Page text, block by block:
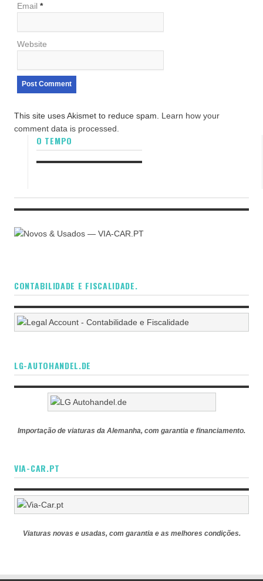
Email *
Website
This site uses Akismet to reduce spam. Learn how your
comment data is processed.
O TEMPO
CONTABILIDADE E FISCALIDADE.
LG-AUTOHANDEL.DE
Importação de viaturas da Alemanha, com garantia e financiamento.
VIA-CAR.PT
Viaturas novas e usadas, com garantia e as melhores condições.